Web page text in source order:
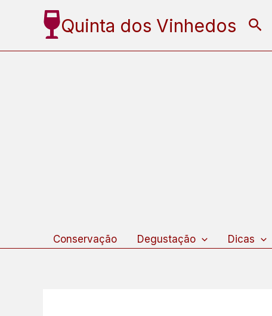
Quinta dos Vinhedos
Conservação Degustação Dicas